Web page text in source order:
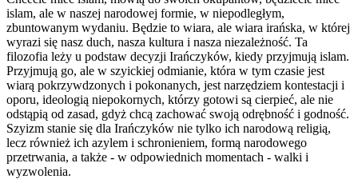
islam, ale w naszej narodowej formie, w niepodległym,
zbuntowanym wydaniu. Będzie to wiara, ale wiara irańska, w której
wyrazi się nasz duch, nasza kultura i nasza niezależność. Ta
filozofia leży u podstaw decyzji Irańczyków, kiedy przyjmują islam.
Przyjmują go, ale w szyickiej odmianie, która w tym czasie jest
wiarą pokrzywdzonych i pokonanych, jest narzędziem kontestacji i
oporu, ideologią niepokornych, którzy gotowi są cierpieć, ale nie
odstąpią od zasad, gdyż chcą zachować swoją odrębność i godność.
Szyizm stanie się dla Irańczyków nie tylko ich narodową religią,
lecz również ich azylem i schronieniem, formą narodowego
przetrwania, a także - w odpowiednich momentach - walki i
wyzwolenia.